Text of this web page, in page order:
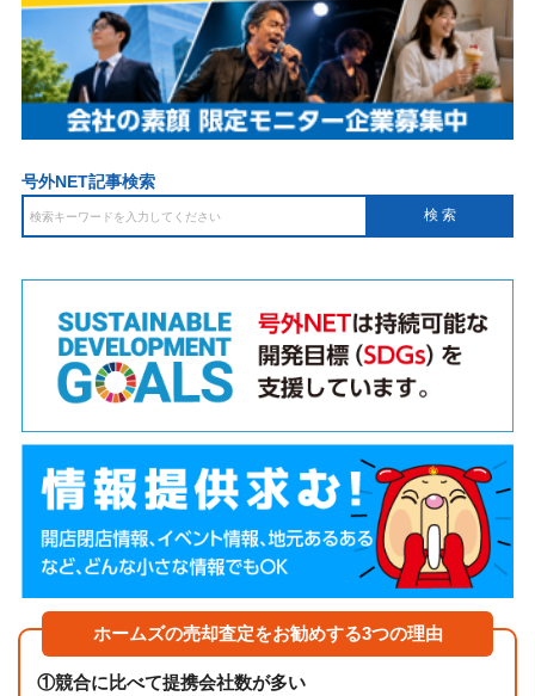
号外NET記事検索
ホームズの売却査定をお勧めする3つの理由
①競合に比べて提携会社数が多い